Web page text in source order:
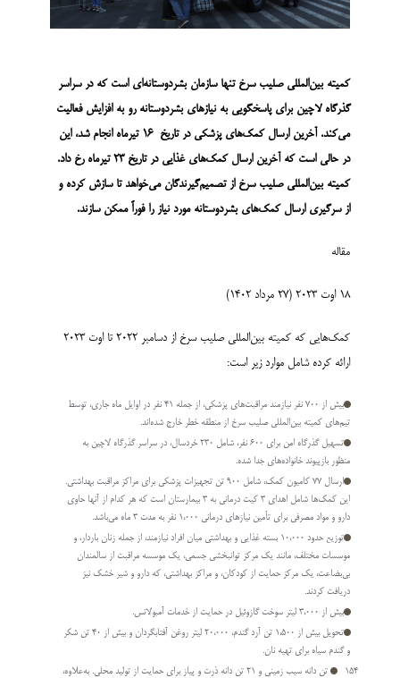
کمیته بین­‌المللی صلیب سرخ تنها سازمان بشردوستانه‌­ای است که در سراسر
گذرگاه لاچین برای پاسخگویی به نیازهای بشردوستانه رو به افزایش فعالیت
می­‌کند. آخرین ارسال کمک‌­های پزشکی در تاریخ 16 تیرماه انجام شد، این
در حالی است که آخرین ارسال کمک­‌های غذایی در تاریخ 23 تیرماه رخ داد.
کمیته بین­‌المللی صلیب سرخ از تصمیم‌گیرندگان می‌­خواهد تا سازش کرده و
از سرگیری ارسال کمک‌­های بشردوستانه مورد نیاز را فوراً ممکن سازند.
مقاله
18 اوت 2023 (27 مرداد 1402)
کمک‌­هایی که کمیته بین‌­المللی صلیب سرخ از دسامبر 2022 تا اوت 2023
ارائه کرده شامل موارد زیر است:
بیش از ۷۰۰ نفر نیازمند مراقبت‌­های پزشکی، از جمله ۴۱ نفر در اوایل ماه جاری، توسط
تیم‌­های کمیته بین‌­المللی صلیب سرخ از منطقه خطر خارج شده‌­اند.
تسهیل گذرگاه امن برای 600 نفر، شامل 230 خردسال، در سراسر گذرگاه لاچین به
منظور بازپیوند خانواده­‌های جدا شده.
ارسال 77 کامیون کمک، شامل 900 تن تجهیزات پزشکی برای مراکز مراقبت بهداشتی.
این کمک­‌ها شامل اهدای 3 کیت درمانی به 3 بیمارستان است که هر کدام از آنها حاوی
دارو و مواد مصرفی برای تأمین نیازهای درمانی 1،000 نفر به مدت 3 ماه می‌­باشد.
توزیع حدود 10،000 بسته غذایی و بهداشتی میان افراد نیازمند، از جمله زنان باردار، و
موسسات مختلف، مانند یک مرکز توانبخشی جسمی، یک موسسه مراقبت از سالمندان
بی‌­بضاعت، یک مرکز حمایت از کودکان، و مراکز بهداشتی، که دارو و شیر خشک نیز
دریافت کردند.
بیش از 3،000 لیتر سوخت گازوئیل در حمایت از خدمات آمبولانس.
تحویل بیش از 1،500 تن آرد گندم، 20،000 لیتر روغن آفتابگردان و بیش از 40 تن شکر
و گندم سیاه برای تهیه نان.
154 تن دانه سیب زمینی و 21 تن دانه ذرت و پیاز برای حمایت از تولید محلی. به‌علاوه،